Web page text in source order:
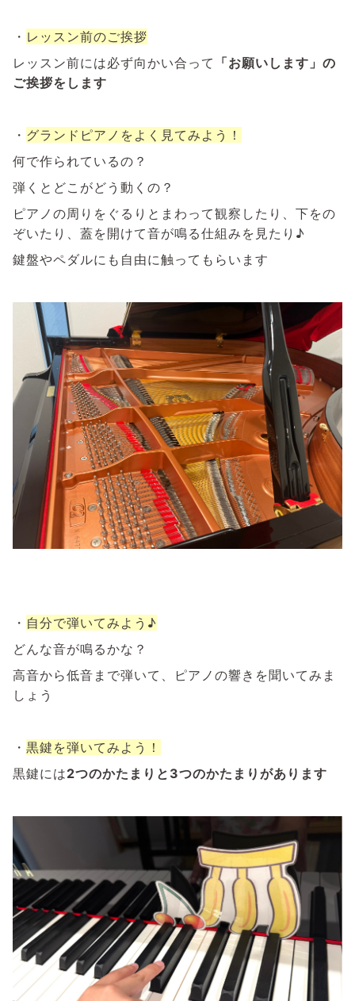
・ レッスン前のご挨拶
レッスン前には必ず向かい合って 「お願いします」の
ご挨拶をします
・ グランドピアノをよく見てみよう！
何で作られているの？
弾くとどこがどう動くの？
ピアノの周りをぐるりとまわって観察したり、下をの
ぞいたり、蓋を開けて音が鳴る仕組みを見たり♪
鍵盤やペダルにも自由に触ってもらいます
・ 自分で弾いてみよう♪
どんな音が鳴るかな？
高音から低音まで弾いて、ピアノの響きを聞いてみま
しょう
・ 黒鍵を弾いてみよう！
黒鍵には2つのかたまりと3つのかたまりがあります